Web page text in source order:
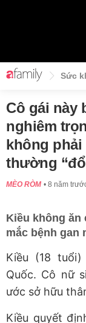
Sức
Cô gái này
nghiêm
không
thường
MÈO RÒM 8 năm
Kiều không ăn
mắc bệnh gan
Kiều (18
Quốc. Cô nữ
ước sở hữu
Kiều quyết